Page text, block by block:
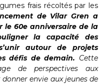
frais récoltés par les
de Vilar Gren a
le 60e anniversaire de la
la capacité des
autour de projets
défis de demain. Cette
de perspectives aux
envie aux jeunes de